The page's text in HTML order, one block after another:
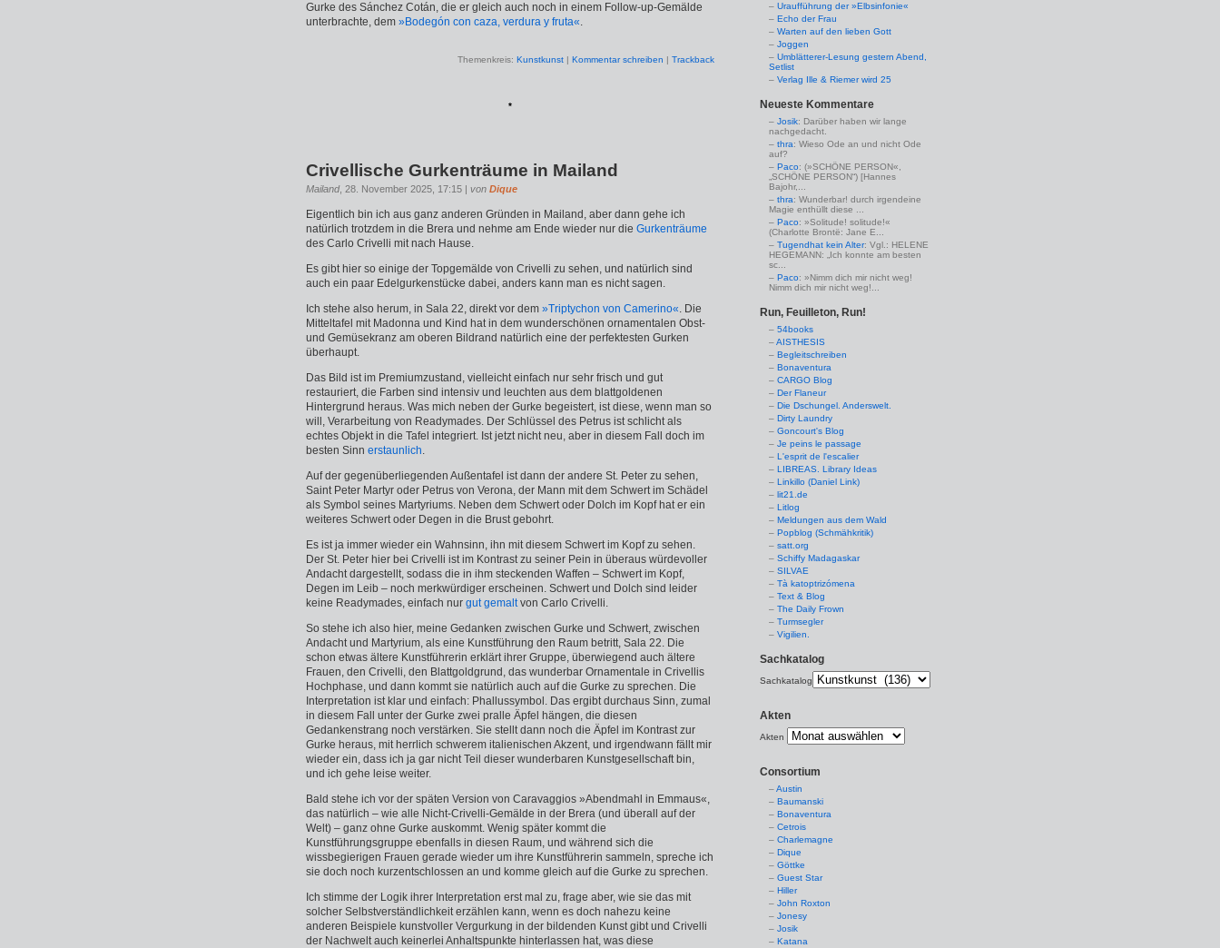
Gurke des Sánchez Cotán, die er gleich auch noch in einem Follow-up-Gemälde
unterbrachte, dem »Bodegón con caza, verdura y fruta«.
Themenkreis: Kunstkunst | Kommentar schreiben | Trackback
*
Crivellische Gurkenträume in Mailand
Mailand, 28. November 2025, 17:15 | von Dique
Eigentlich bin ich aus ganz anderen Gründen in Mailand, aber dann gehe ich
natürlich trotzdem in die Brera und nehme am Ende wieder nur die Gurkenträume
des Carlo Crivelli mit nach Hause.
Es gibt hier so einige der Topgemälde von Crivelli zu sehen, und natürlich sind
auch ein paar Edelgurkenstücke dabei, anders kann man es nicht sagen.
Ich stehe also herum, in Sala 22, direkt vor dem »Triptychon von Camerino«. Die
Mitteltafel mit Madonna und Kind hat in dem wunderschönen ornamentalen Obst-
und Gemüsekranz am oberen Bildrand natürlich eine der perfektesten Gurken
überhaupt.
Das Bild ist im Premiumzustand, vielleicht einfach nur sehr frisch und gut
restauriert, die Farben sind intensiv und leuchten aus dem blattgoldenen
Hintergrund heraus. Was mich neben der Gurke begeistert, ist diese, wenn man so
will, Verarbeitung von Readymades. Der Schlüssel des Petrus ist schlicht als
echtes Objekt in die Tafel integriert. Ist jetzt nicht neu, aber in diesem Fall doch im
besten Sinn erstaunlich.
Auf der gegenüberliegenden Außentafel ist dann der andere St. Peter zu sehen,
Saint Peter Martyr oder Petrus von Verona, der Mann mit dem Schwert im Schädel
als Symbol seines Martyriums. Neben dem Schwert oder Dolch im Kopf hat er ein
weiteres Schwert oder Degen in die Brust gebohrt.
Es ist ja immer wieder ein Wahnsinn, ihn mit diesem Schwert im Kopf zu sehen.
Der St. Peter hier bei Crivelli ist im Kontrast zu seiner Pein in überaus würdevoller
Andacht dargestellt, sodass die in ihm steckenden Waffen – Schwert im Kopf,
Degen im Leib – noch merkwürdiger erscheinen. Schwert und Dolch sind leider
keine Readymades, einfach nur gut gemaltvon Carlo Crivelli.
So stehe ich also hier, meine Gedanken zwischen Gurke und Schwert, zwischen
Andacht und Martyrium, als eine Kunstführung den Raum betritt, Sala 22. Die
schon etwas ältere Kunstführerin erklärt ihrer Gruppe, überwiegend auch ältere
Frauen, den Crivelli, den Blattgoldgrund, das wunderbar Ornamentale in Crivellis
Hochphase, und dann kommt sie natürlich auch auf die Gurke zu sprechen. Die
Interpretation ist klar und einfach: Phallussymbol. Das ergibt durchaus Sinn, zumal
in diesem Fall unter der Gurke zwei pralle Äpfel hängen, die diesen
Gedankenstrang noch verstärken. Sie stellt dann noch die Äpfel im Kontrast zur
Gurke heraus, mit herrlich schwerem italienischen Akzent, und irgendwann fällt mir
wieder ein, dass ich ja gar nicht Teil dieser wunderbaren Kunstgesellschaft bin,
und ich gehe leise weiter.
Bald stehe ich vor der späten Version von Caravaggios »Abendmahl in Emmaus«,
das natürlich – wie alle Nicht-Crivelli-Gemälde in der Brera (und überall auf der
Welt) – ganz ohne Gurke auskommt. Wenig später kommt die
Kunstführungsgruppe ebenfalls in diesen Raum, und während sich die
wissbegierigen Frauen gerade wieder um ihre Kunstführerin sammeln, spreche ich
sie doch noch kurzentschlossen an und komme gleich auf die Gurke zu sprechen.
Ich stimme der Logik ihrer Interpretation erst mal zu, frage aber, wie sie das mit
solcher Selbstverständlichkeit erzählen kann, wenn es doch nahezu keine
anderen Beispiele kunstvoller Vergurkung in der bildenden Kunst gibt und Crivelli
der Nachwelt auch keinerlei Anhaltspunkte hinterlassen hat, was diese
Uraufführung der »Elbsinfonie«
Echo der Frau
Warten auf den lieben Gott
Joggen
Umblätterer-Lesung gestern Abend,
Setlist
Verlag Ille & Riemer wird 25
Neueste Kommentare
Josik: Darüber haben wir lange
nachgedacht.
thra: Wieso Ode an und nicht Ode
auf?
Paco: (»SCHÖNE PERSON«,
„SCHÖNE PERSON“) [Hannes
Bajohr,...
thra: Wunderbar! durch irgendeine
Magie enthüllt diese ...
Paco: »Solitude! solitude!«
(Charlotte Brontë: Jane E...
Tugendhat kein Alter: Vgl.: HELENE
HEGEMANN: „Ich konnte am besten
sc...
Paco: »Nimm dich mir nicht weg!
Nimm dich mir nicht weg!...
Run, Feuilleton, Run!
54books
AISTHESIS
Begleitschreiben
Bonaventura
CARGO Blog
Der Flaneur
Die Dschungel. Anderswelt.
Dirty Laundry
Goncourt's Blog
Je peins le passage
L'esprit de l'escalier
LIBREAS. Library Ideas
Linkillo (Daniel Link)
lit21.de
Litlog
Meldungen aus dem Wald
Popblog (Schmähkritik)
satt.org
Schiffy Madagaskar
SILVAE
Tà katoptrizómena
Text & Blog
The Daily Frown
Turmsegler
Vigilien.
Sachkatalog
Sachkatalog
Akten
Akten
Consortium
Austin
Baumanski
Bonaventura
Cetrois
Charlemagne
Dique
Göttke
Guest Star
Hiller
John Roxton
Jonesy
Josik
Katana